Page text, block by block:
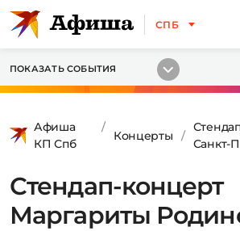
СПБ
ПОКАЗАТЬ СОБЫТИЯ
Афиша
КП Спб
Концерты
Санкт-
Стендап-концерт
Маргариты